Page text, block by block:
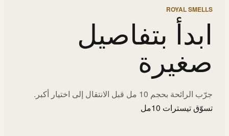
ROYAL SMELLS
ابدأ بتفاصيل
صغيرة
جرّب الرائحة بحجم 10 مل قبل الانتقال إلى اختيار أكبر.
تسوّق تيسترات 10مل